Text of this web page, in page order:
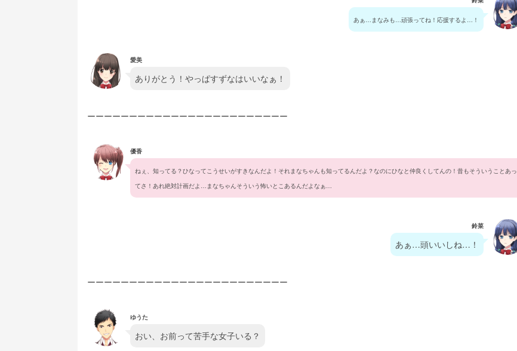
あぁ…まなみも…頑張ってね！応援するよ…！
愛美
ありがとう！やっぱすずなはいいなぁ！
ーーーーーーーーーーーーーーーーーーーーーーーー
優香
ねぇ、知ってる？ひなってこうせいがすきなんだよ！それまなちゃんも知ってるんだよ？なのにひなと仲良くしてんの！昔もそういうことあっ
てさ！あれ絶対計画だよ…まなちゃんそういう怖いとこあるんだよなぁ…
鈴菜
あぁ…頭いいしね…！
ーーーーーーーーーーーーーーーーーーーーーーーー
ゆうた
おい、お前って苦手な女子いる？